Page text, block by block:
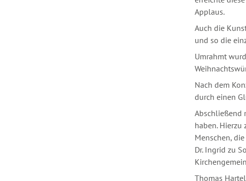
Applaus.
Auch die
und so die
Umrahmt
Nach dem
durch einen
Abschließend
haben.
Menschen,
Dr. Ingrid zu
Thomas